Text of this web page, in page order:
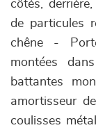
côtés,
de particules
chêne -
montées
battantes
amortisseur
coulisses